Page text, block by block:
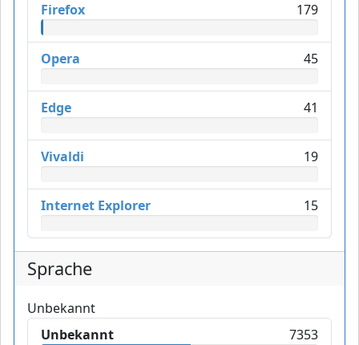
Firefox 179
Opera 45
Edge 41
Vivaldi 19
Internet Explorer 15
Sprache
Unbekannt
Unbekannt
7353